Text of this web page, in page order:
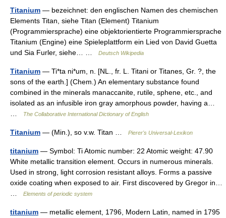
Titanium — bezeichnet: den englischen Namen des chemischen
Elements Titan, siehe Titan (Element) Titanium
(Programmiersprache) eine objektorientierte Programmiersprache
Titanium (Engine) eine Spieleplattform ein Lied von David Guetta
und Sia Furler, siehe… …
Deutsch Wikipedia
Titanium — Ti*ta ni*um, n. [NL., fr. L. Titani or Titanes, Gr. ?, the
sons of the earth.] (Chem.) An elementary substance found
combined in the minerals manaccanite, rutile, sphene, etc., and
isolated as an infusible iron gray amorphous powder, having a…
The Collaborative International Dictionary of English
Titanium — (Min.), so v.w. Titan … Pierer's Universal-Lexikon
titanium — Symbol: Ti Atomic number: 22 Atomic weight: 47.90
White metallic transition element. Occurs in numerous minerals.
Used in strong, light corrosion resistant alloys. Forms a passive
oxide coating when exposed to air. First discovered by Gregor in…
Elements of periodic system
titanium — metallic element, 1796, Modern Latin, named in 1795